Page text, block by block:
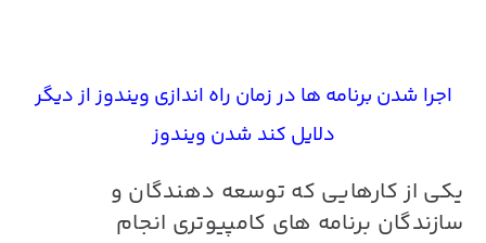
اجرا شدن برنامه ها در زمان راه اندازی ویندوز از دیگر
دلایل کند شدن ویندوز
یکی از کارهایی که توسعه دهندگان و
سازندگان برنامه های کامپیوتری انجام